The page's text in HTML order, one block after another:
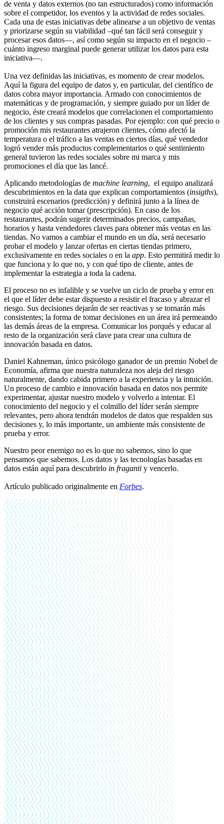
de venta y datos externos (no tan estructurados) como información
sobre el competidor, los eventos y la actividad de redes sociales.
Cada una de estas iniciativas debe alinearse a un objetivo de ventas
y priorizarse según su viabilidad –qué tan fácil será conseguir y
procesar esos datos—, así como según su impacto en el negocio –
cuánto ingreso marginal puede generar utilizar los datos para esta
iniciativa—.
Una vez definidas las iniciativas, es momento de crear modelos.
Aquí la figura del equipo de datos y, en particular, del científico de
datos cobra mayor importancia. Armado con conocimientos de
matemáticas y de programación, y siempre guiado por un líder de
negocio, éste creará modelos que correlacionen el comportamiento
de los clientes y sus compras pasadas. Por ejemplo: con qué precio o
promoción mis restaurantes atrajeron clientes, cómo afectó la
temperatura o el tráfico a las ventas en ciertos días, qué vendedor
logró vender más productos complementarios o qué sentimiento
general tuvieron las redes sociales sobre mi marca y mis
promociones el día que las lancé.
Aplicando metodologías de machine learning, el equipo analizará
descubrimientos en la data que explican comportamientos (insigths),
construirá escenarios (predicción) y definirá junto a la línea de
negocio qué acción tomar (prescripción). En caso de los
restaurantes, podrán sugerir determinados precios, campañas,
horarios y hasta vendedores claves para obtener más ventas en las
tiendas. No vamos a cambiar el mundo en un día, será necesario
probar el modelo y lanzar ofertas en ciertas tiendas primero,
exclusivamente en redes sociales o en la app. Esto permitirá medir lo
que funciona y lo que no, y con qué tipo de cliente, antes de
implementar la estrategia a toda la cadena.
El proceso no es infalible y se vuelve un ciclo de prueba y error en
el que el líder debe estar dispuesto a resistir el fracaso y abrazar el
riesgo. Sus decisiones dejarán de ser reactivas y se tornarán más
consistentes; la forma de tomar decisiones en un área irá permeando
las demás áreas de la empresa. Comunicar los porqués y educar al
resto de la organización será clave para crear una cultura de
innovación basada en datos.
Daniel Kahneman, único psicólogo ganador de un premio Nobel de
Economía, afirma que nuestra naturaleza nos aleja del riesgo
naturalmente, dando cabida primero a la experiencia y la intuición.
Un proceso de cambio e innovación basada en datos nos permite
experimentar, ajustar nuestro modelo y volverlo a intentar. El
conocimiento del negocio y el colmillo del líder serán siempre
relevantes, pero ahora tendrán modelos de datos que respalden sus
decisiones y, lo más importante, un ambiente más consistente de
prueba y error.
Nuestro peor enemigo no es lo que no sabemos, sino lo que
pensamos que sabemos. Los datos y las tecnologías basadas en
datos están aquí para descubrirlo in fraganti y vencerlo.
Artículo publicado originalmente en Forbes.